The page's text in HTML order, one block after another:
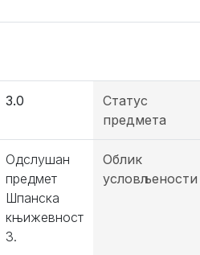
3.0
Статус
предмета
Одслушан
предмет
Шпанска
књижевност
3.
Облик
условљености